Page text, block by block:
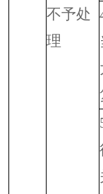
不予处
理